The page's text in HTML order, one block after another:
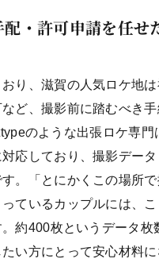
配・許可申請を任せ
り、滋賀の人気ロケ地
ど、撮影前に踏むべき
のような出張ロケ専門
応しており、撮影デー
す。「とにかくこの場所
っているカップルには、
約400枚というデータ枚
い方にとって安心材料に